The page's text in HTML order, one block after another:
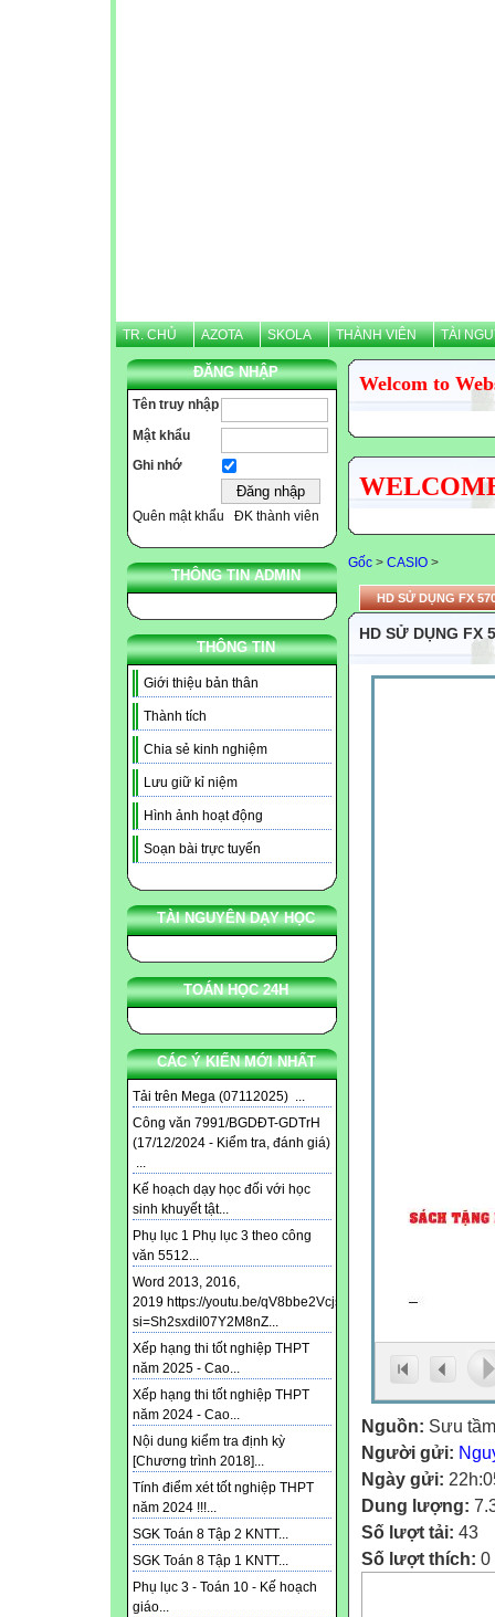
TR. CHỦ AZOTA SKOLA THÀNH VIÊN TÀI
ĐĂNG NHẬP
Tên truy nhập
Mật khẩu
Ghi nhớ
Quên mật khẩu ĐK thành viên
THÔNG TIN ADMIN
THÔNG TIN
Giới thiệu bản thân
Thành tích
Chia sẻ kinh nghiệm
Lưu giữ kỉ niệm
Hình ảnh hoạt động
Soạn bài trực tuyến
TÀI NGUYÊN DẠY HỌC
TOÁN HỌC 24H
CÁC Ý KIẾN MỚI NHẤT
Tải trên Mega (07112025) ...
Công văn 7991/BGDĐT-GDTrH
(17/12/2024 - Kiểm tra, đánh giá)
...
Kế hoạch dạy học đối với học
sinh khuyết tật...
Phụ lục 1 Phụ lục 3 theo công
văn 5512...
Word 2013, 2016,
2019 https://youtu.be/qV8bbe2Vcjs?
si=Sh2sxdiI07Y2M8nZ...
Xếp hạng thi tốt nghiệp THPT
năm 2025 - Cao...
Xếp hạng thi tốt nghiệp THPT
năm 2024 - Cao...
Nội dung kiểm tra định kỳ
[Chương trình 2018]...
Tính điểm xét tốt nghiệp THPT
năm 2024 !!!...
SGK Toán 8 Tập 2 KNTT...
SGK Toán 8 Tập 1 KNTT...
Phụ lục 3 - Toán 10 - Kế hoạch
giáo...
Welcom to
Gốc > CASIO >
HD SỬ DỤNG FX
HD SỬ DỤNG FX
Nguồn: Sưu tầm
Người gửi:
Ngày gửi:
Dung lượng:
Số lượt tải: 43
Số lượt thích: 0